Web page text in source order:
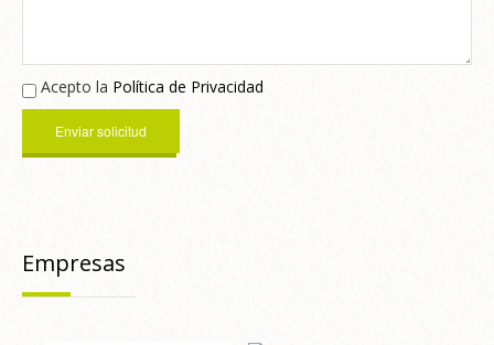
Acepto la Política de Privacidad
Empresas